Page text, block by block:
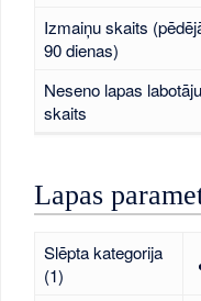
Izmaiņu skaits
90 dienas)
Neseno lapas labotāju
skaits
Lapas
Slēpta kategorija
(1)